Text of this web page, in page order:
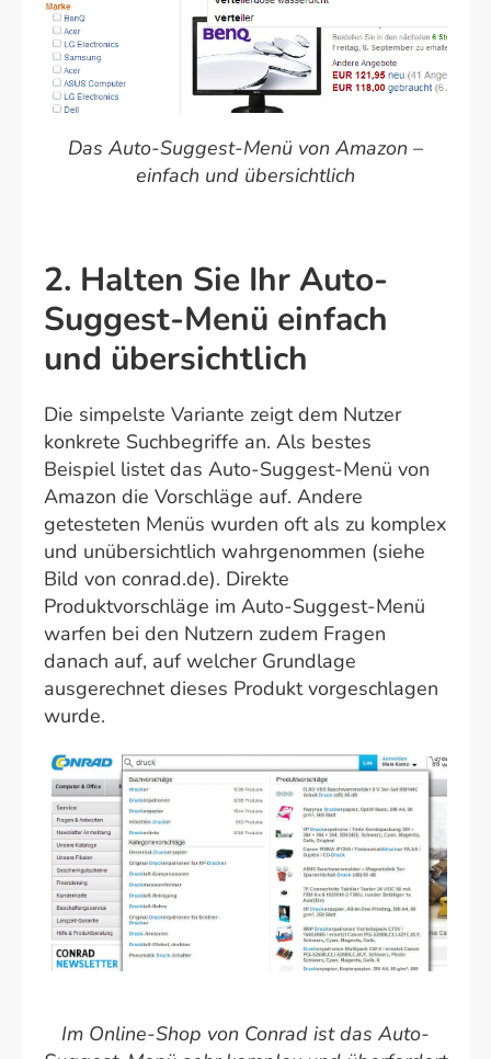
Das Auto-Suggest-Menü von Amazon –
einfach und übersichtlich
2. Halten Sie Ihr Auto-
Suggest-Menü einfach
und übersichtlich
Die simpelste Variante zeigt dem Nutzer
konkrete Suchbegriffe an. Als bestes
Beispiel listet das Auto-Suggest-Menü von
Amazon die Vorschläge auf. Andere
getesteten Menüs wurden oft als zu komplex
und unübersichtlich wahrgenommen (siehe
Bild von conrad.de). Direkte
Produktvorschläge im Auto-Suggest-Menü
warfen bei den Nutzern zudem Fragen
danach auf, auf welcher Grundlage
ausgerechnet dieses Produkt vorgeschlagen
wurde.
Im Online-Shop von Conrad ist das Auto-